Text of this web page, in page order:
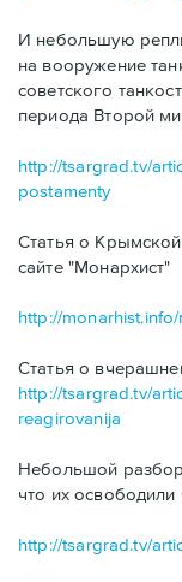
И небольшую
на вооружение
советского
периода Второй
http://tsargrad.tv/
postamenty
Статья о
сайте "Монархист"
http://
Статья о
http://tsargrad.tv/
reagirovanija
Небольшой
что их
http://tsargrad.tv/